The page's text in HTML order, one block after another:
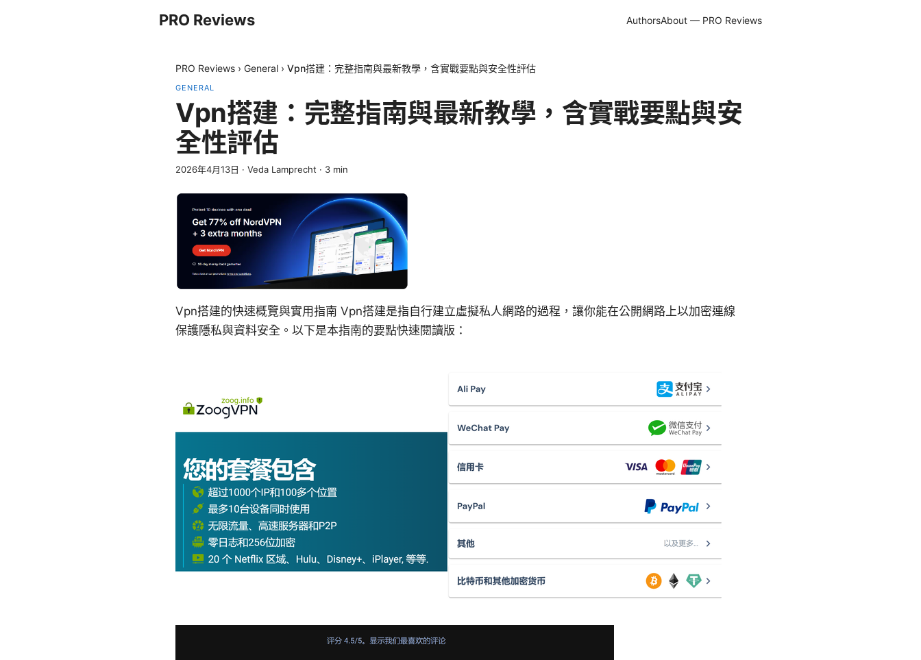
PRO Reviews AuthorsAbout — PRO Reviews
PRO Reviews › General › Vpn搭建：完整指南與最新教學，含實戰要點與安全性評估
GENERAL
Vpn搭建：完整指南與最新教學，含實戰要點與安
全性評估
2026年4月13日 · Veda Lamprecht · 3 min
Vpn搭建的快速概覽與實用指南 Vpn搭建是指自行建立虛擬私人網路的過程，讓你能在公開網路上以加密連線
保護隱私與資料安全。以下是本指南的要點快速閱讀版：